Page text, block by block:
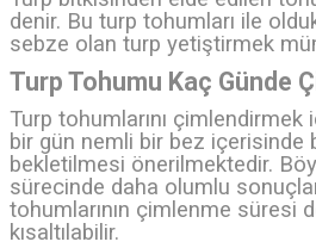
denir. Bu turp tohumları ile
sebze olan turp yetiştirmek
Turp Tohumu Kaç Günde
Turp tohumlarını
bir gün nemli bir bez içerisinde
bekletilmesi önerilmektedir.
sürecinde daha olumlu
tohumlarının çimlenme süresi
kısaltılabilir.